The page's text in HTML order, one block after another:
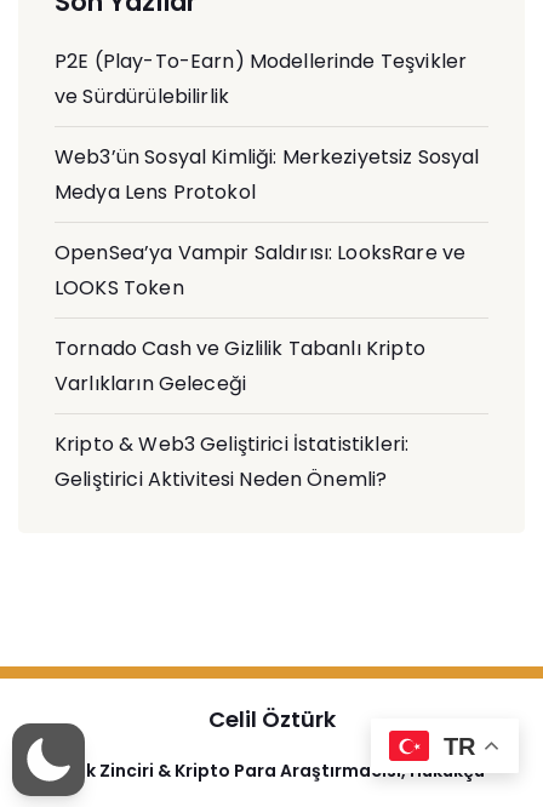
P2E (Play-To-Earn) Modellerinde Teşvikler
ve Sürdürülebilirlik
Web3’ün Sosyal Kimliği: Merkeziyetsiz Sosyal
Medya Lens Protokol
OpenSea’ya Vampir Saldırısı: LooksRare ve
LOOKS Token
Tornado Cash ve Gizlilik Tabanlı Kripto
Varlıkların Geleceği
Kripto & Web3 Geliştirici İstatistikleri:
Geliştirici Aktivitesi Neden Önemli?
Celil Öztürk
Blok Zinciri & Kripto Para Araştırmacısı, Hukukçu
TR